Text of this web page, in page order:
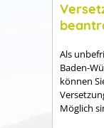
Als
Baden-
können
Möglich